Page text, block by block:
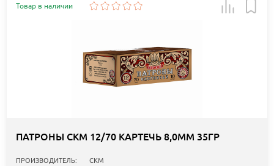
Товар в наличии
ПАТРОНЫ СКМ 12/70 КАРТЕЧЬ 8,0ММ 35ГР
ПРОИЗВОДИТЕЛЬ: СКМ